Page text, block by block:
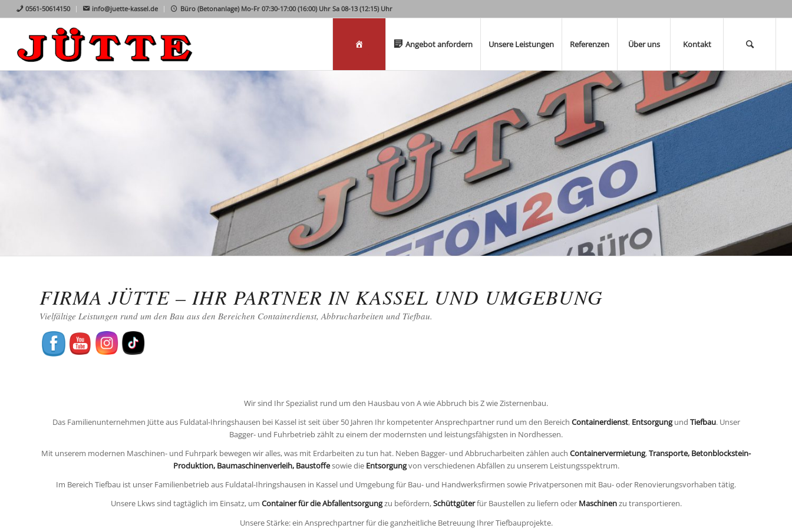
0561-50614150 info@juette-kassel.de Büro (Betonanlage) Mo-Fr 07:30-17:00 (16:00) Uhr Sa 08-13 (12:15) Uhr
WillkommenAngebot anfordern Unsere Leistungen Referenzen Über uns Kontakt
FERTIGBETON AUF KNOPFDRUCK
Machen Sie sich selber ein Bild wie einfach und schnell unser Fertigbeton BETON2GO funktioniert.
FIRMA JÜTTE – IHR PARTNER IN KASSEL UND UMGEBUNG
Vielfältige Leistungen rund um den Bau aus den Bereichen Containerdienst, Abbrucharbeiten und Tiefbau.
Wir sind Ihr Spezialist rund um den Hausbau von A wie Abbruch bis Z wie Zisternenbau.
Das Familienunternehmen Jütte aus Fuldatal-Ihringshausen bei Kassel ist seit über 50 Jahren Ihr kompetenter Ansprechpartner rund um den Bereich Containerdienst, Entsorgungund Tiefbau. Unser
Bagger- und Fuhrbetrieb zählt zu einem der modernsten und leistungsfähigsten in Nordhessen.
Mit unserem modernen Maschinen- und Fuhrpark bewegen wir alles, was mit Erdarbeiten zu tun hat. Neben Bagger- und Abbrucharbeiten zählen auch Containervermietung,Transporte, Betonblockstein-
Produktion, Baumaschinenverleih, Baustoffesowie die Entsorgungvon verschiedenen Abfällen zu unserem Leistungsspektrum.
Im Bereich Tiefbau ist unser Familienbetrieb aus Fuldatal-Ihringshausen in Kassel und Umgebung für Bau- und Handwerksfirmen sowie Privatpersonen mit Bau- oder Renovierungsvorhaben tätig.
Unsere Lkws sind tagtäglich im Einsatz, um Container für die Abfallentsorgungzu befördern,Schüttgüterfür Baustellen zu liefern oder Maschinenzu transportieren.
Unsere Stärke: ein Ansprechpartner für die ganzheitliche Betreuung Ihrer Tiefbauprojekte.